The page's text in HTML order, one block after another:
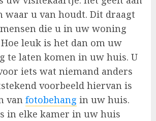
waar u van houdt. Dit draagt
die u in uw woning
leuk is het dan om uw
te laten komen in uw huis. U
iets wat niemand anders
voorbeeld hiervan is
van fotobehang in uw huis.
in elke kamer in uw huis